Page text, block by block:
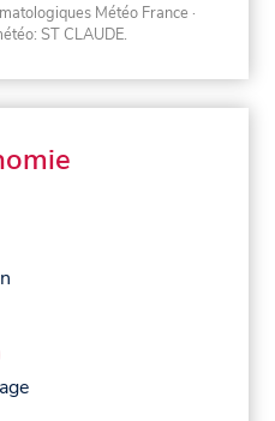
Météo France ·
ST CLAUDE.